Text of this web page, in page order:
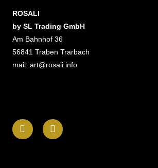
ROSALI
by SL Trading GmbH
Am Bahnhof 36
56841 Traben Trarbach
mail: art@rosali.info
F
a
c
I
n
s